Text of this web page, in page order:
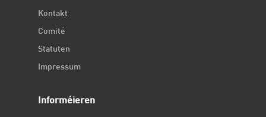
Kontakt
Comité
Statuten
Impressum
Informéieren